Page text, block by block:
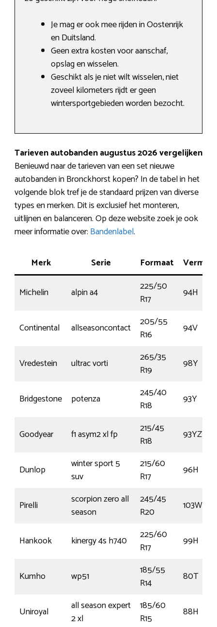
Je mag er ook mee rijden in Oostenrijk
en Duitsland.
Geen extra kosten voor aanschaf,
opslag en wisselen.
Geschikt als je niet wilt wisselen, niet
zoveel kilometers rijdt er geen
wintersportgebieden worden bezocht.
Tarieven autobanden augustus 2026 vergelijken
Benieuwd naar de tarieven van een set nieuwe
autobanden in Bronckhorst kopen? In de tabel in het
volgende blok tref je de standaard prijzen van diverse
types en merken. Dit is exclusief het monteren,
uitlijnen en balanceren. Op deze website zoek je ook
meer informatie over: Bandenlabel.
Merk Serie Formaat
Michelin alpin a4
225/50
R17
94H
Continental allseasoncontact
205/55
R16
94V
Vredestein ultrac vorti
265/35
R19
98Y
Bridgestone potenza
245/40
R18
93Y
Goodyear f1 asym2 xl fp
215/45
R18
93YZ
Dunlop
winter sport 5
suv
215/60
R17
96H
Pirelli
scorpion zero all
season
245/45
R20
103W
Hankook kinergy 4s h740
225/60
R17
99H
Kumho wp51
185/55
R14
80T
Uniroyal
all season expert
2 xl
185/60
R15
88H